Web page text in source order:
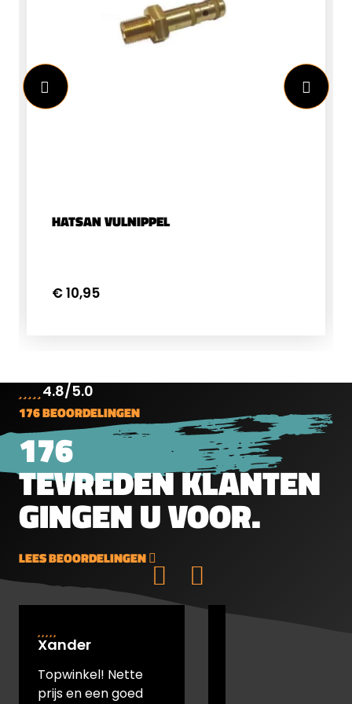
HATSAN VULNIPPEL
€ 10,95
4.8/5.0
176 BEOORDELINGEN
176
TEVREDEN KLANTEN
GINGEN U VOOR.
LEES BEOORDELINGEN
Xander
Topwinkel! Nette
prijs en een goed